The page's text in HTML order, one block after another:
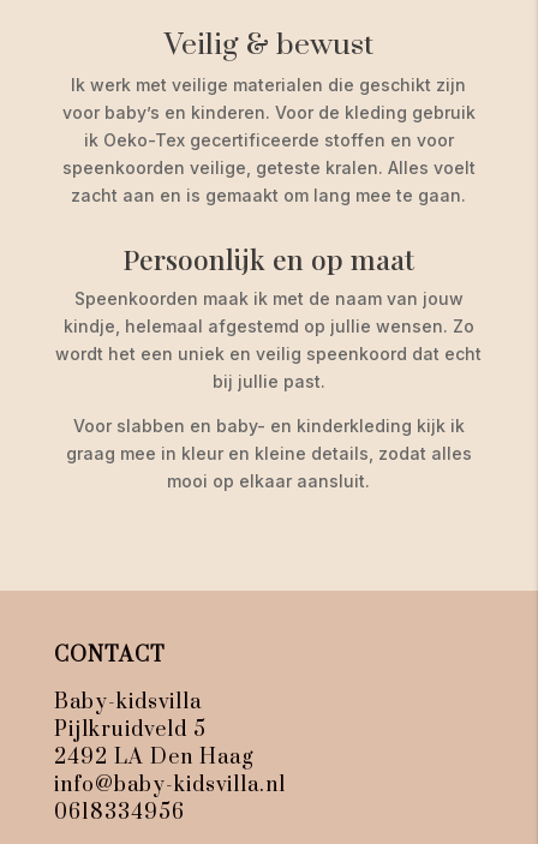
Veilig & bewust
Ik werk met veilige materialen die geschikt zijn
voor baby’s en kinderen. Voor de kleding gebruik
ik Oeko-Tex gecertificeerde stoffen en voor
speenkoorden veilige, geteste kralen. Alles voelt
zacht aan en is gemaakt om lang mee te gaan.
Persoonlijk en op maat
Speenkoorden maak ik met de naam van jouw
kindje, helemaal afgestemd op jullie wensen. Zo
wordt het een uniek en veilig speenkoord dat echt
bij jullie past.
Voor slabben en baby- en kinderkleding kijk ik
graag mee in kleur en kleine details, zodat alles
mooi op elkaar aansluit.
CONTACT
Baby-kidsvilla
Pijlkruidveld 5
2492 LA Den Haag
info@baby-kidsvilla.nl
0618334956